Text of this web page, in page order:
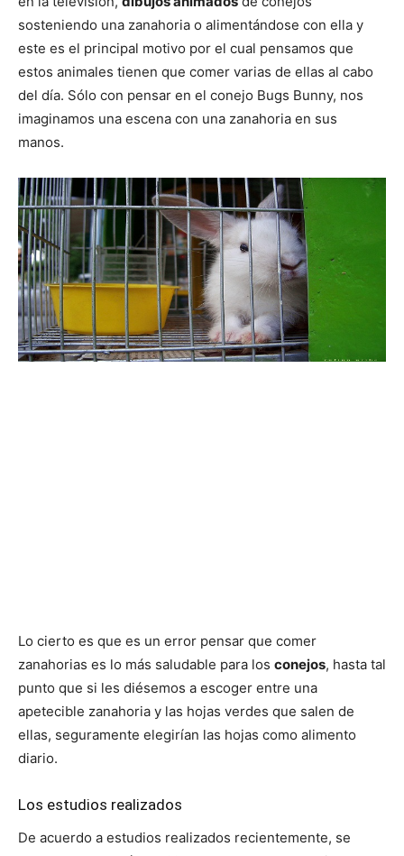
sosteniendo una zanahoria o alimentándose con ella y
este es el principal motivo por el cual pensamos que
estos animales tienen que comer varias de ellas al cabo
del día. Sólo con pensar en el conejo Bugs Bunny, nos
imaginamos una escena con una zanahoria en sus
manos.
Lo cierto es que es un error pensar que comer
zanahorias es lo más saludable para los conejos, hasta tal
punto que si les diésemos a escoger entre una
apetecible zanahoria y las hojas verdes que salen de
ellas, seguramente elegirían las hojas como alimento
diario.
Los estudios realizados
De acuerdo a estudios realizados recientemente, se